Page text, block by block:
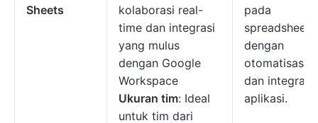
Sheets
kolaborasi real-
time dan integrasi
yang mulus
dengan Google
Workspace
Ukuran tim: Ideal
untuk tim dari
pada
spreadsheet
dengan
otomatisasi
dan integrasi
aplikasi.